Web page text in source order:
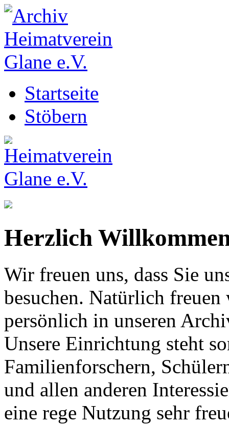
Startseite
Stöbern
Herzlich
Wir freuen uns, dass Sie
besuchen. Natürlich
persönlich in unseren
Unsere Einrichtung steht
Familienforschern,
und allen anderen
eine rege Nutzung sehr